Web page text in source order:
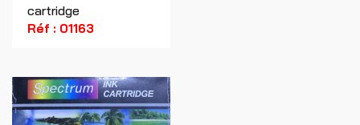
cartridge
Réf : 01163